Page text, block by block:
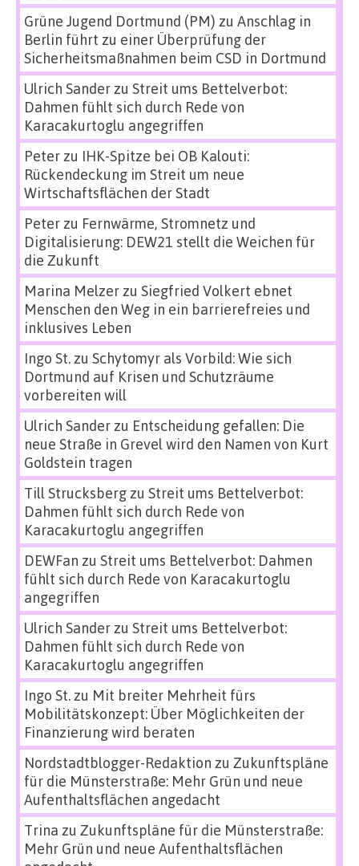
Grüne Jugend Dortmund (PM) zu Anschlag in
Berlin führt zu einer Überprüfung der
Sicherheitsmaßnahmen beim CSD in Dortmund
Ulrich Sanderzu Streit ums Bettelverbot:
Dahmen fühlt sich durch Rede von
Karacakurtoglu angegriffen
Peterzu IHK-Spitze bei OB Kalouti:
Rückendeckung im Streit um neue
Wirtschaftsflächen der Stadt
Peterzu Fernwärme, Stromnetz und
Digitalisierung: DEW21 stellt die Weichen für
die Zukunft
Marina Melzerzu Siegfried Volkert ebnet
Menschen den Weg in ein barrierefreies und
inklusives Leben
Ingo St.zu Schytomyr als Vorbild: Wie sich
Dortmund auf Krisen und Schutzräume
vorbereiten will
Ulrich Sanderzu Entscheidung gefallen: Die
neue Straße in Grevel wird den Namen von Kurt
Goldstein tragen
Till Strucksbergzu Streit ums Bettelverbot:
Dahmen fühlt sich durch Rede von
Karacakurtoglu angegriffen
DEWFan zu Streit ums Bettelverbot: Dahmen
fühlt sich durch Rede von Karacakurtoglu
angegriffen
Ulrich Sanderzu Streit ums Bettelverbot:
Dahmen fühlt sich durch Rede von
Karacakurtoglu angegriffen
Ingo St.zu Mit breiter Mehrheit fürs
Mobilitätskonzept: Über Möglichkeiten der
Finanzierung wird beraten
Nordstadtblogger-Redaktion zu Zukunftspläne
für die Münsterstraße: Mehr Grün und neue
Aufenthaltsflächen angedacht
Trina zu Zukunftspläne für die Münsterstraße:
Mehr Grün und neue Aufenthaltsflächen